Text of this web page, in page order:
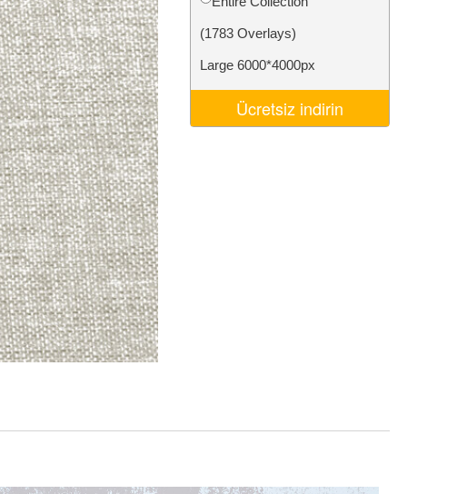
Verileri Video Editing Services
(1783 Overlays)
Large 6000*4000px
Ücretsiz indirin